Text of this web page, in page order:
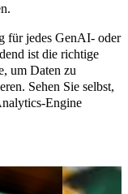
für jedes GenAI- oder
ist die richtige
um Daten zu
Sehen Sie selbst,
Engine